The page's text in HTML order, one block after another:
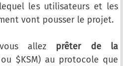
les utilisateurs et les
vont pousser le projet.
allez prêter de la
ou $KSM) au protocole que